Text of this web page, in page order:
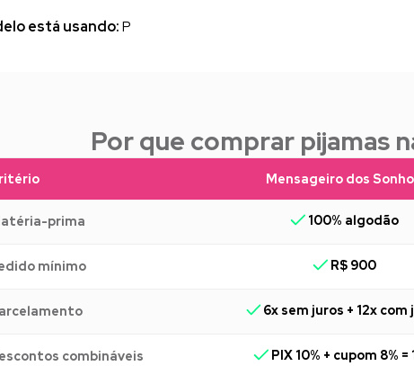
está usando:P
Por que comprar pijamas
Mensageiro dos
prima 100% algodão
mínimo R$ 900
6x sem juros + 12x com
combináveis PIX 10% + cupom 8% =